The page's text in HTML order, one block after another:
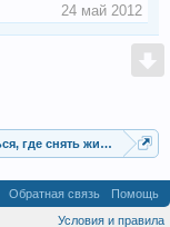
24 май 2012
где снять жилье
Обратная связь
Помощь
Условия и правила